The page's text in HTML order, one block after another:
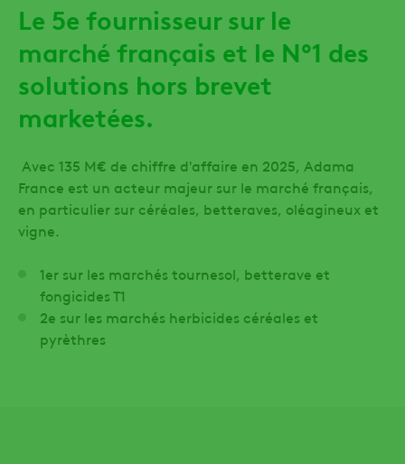
Le 5e fournisseur sur le
marché français et le N°1 des
solutions hors brevet
marketées.
Avec 135 M€ de chiffre d'affaire en 2025, Adama
France est un acteur majeur sur le marché français,
en particulier sur céréales, betteraves, oléagineux et
vigne.
1er sur les marchés tournesol, betterave et
fongicides T1
2e sur les marchés herbicides céréales et
pyrèthres